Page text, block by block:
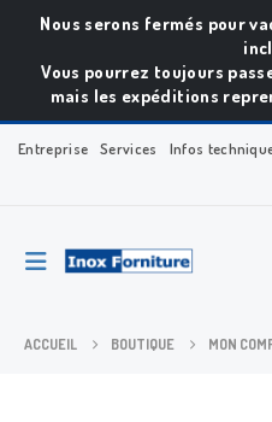
Nous serons fermés pour
Vous pourrez toujours
mais les expéditions
Entreprise Services Infos
ACCUEIL BOUTIQUE MON